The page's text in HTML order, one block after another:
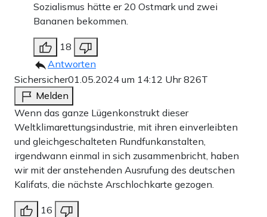
Sozialismus hätte er 20 Ostmark und zwei
Bananen bekommen.
18
Antworten
Sichersicher01.05.2024 um 14:12 Uhr826T
Melden
Wenn das ganze Lügenkonstrukt dieser
Weltklimarettungsindustrie, mit ihren einverleibten
und gleichgeschalteten Rundfunkanstalten,
irgendwann einmal in sich zusammenbricht, haben
wir mit der anstehenden Ausrufung des deutschen
Kalifats, die nächste Arschlochkarte gezogen.
16